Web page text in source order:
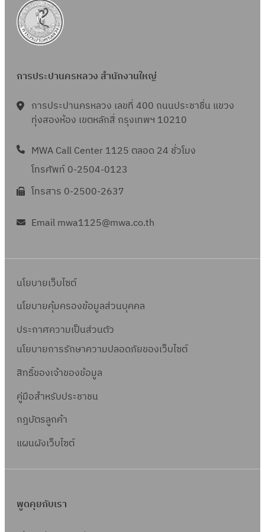
การประปานครหลวง สำนักงานใหญ่
การประปานครหลวง เลขที่ 400 ถนนประชาชื่น แขวง
ทุ่งสองห้อง เขตหลักสี่ กรุงเทพฯ 10210
MWA Call Center 1125 ตลอด 24 ชั่วโมง
โทรศัพท์ 0-2504-0123
โทรสาร 0-2500-2637
Email mwa1125@mwa.co.th
นโยบายเว็บไซต์
นโยบายคุ้มครองข้อมูลส่วนบุคคล
ประกาศความเป็นส่วนตัว
นโยบายการรักษาความปลอดภัยของเว็บไซต์
สิทธิ์ของเจ้าของข้อมูล
คู่มือสำหรับประชาชน
กฎบัตรลูกค้า
แผนผังเว็บไซต์
พูดคุยกับเรา